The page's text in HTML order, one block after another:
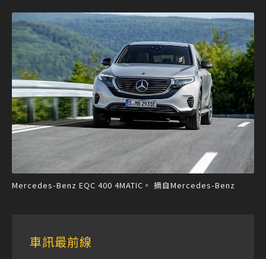
Mercedes-Benz EQC 400 4MATIC。 摘自Mercedes-Benz
車訊最前線